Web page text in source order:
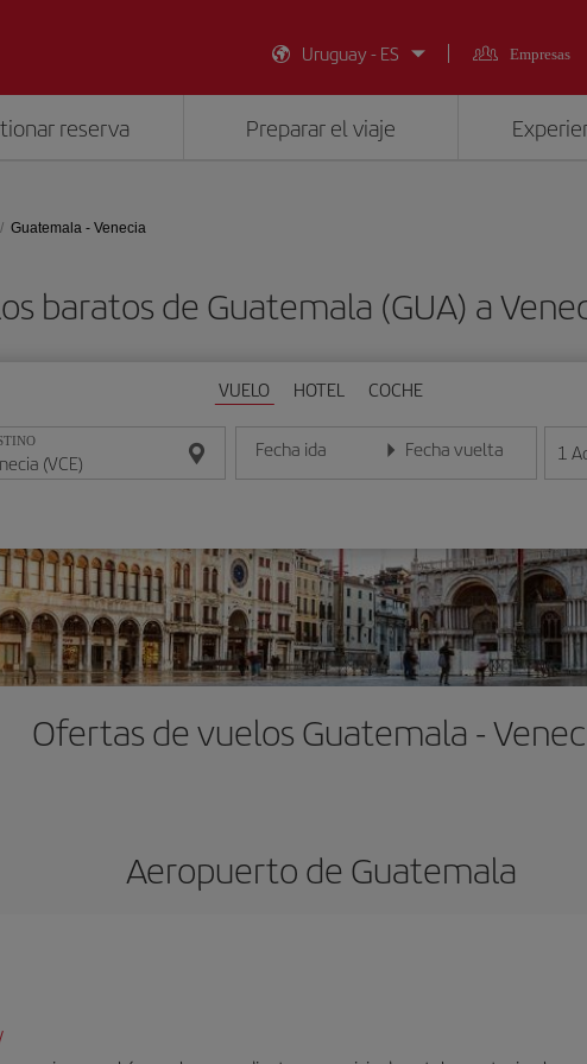
Uruguay - ES
Empresas
reserva Preparar el viaje
Guatemala - Venecia
baratos de Guatemala (GUA) a
VUELO HOTEL COCHE
Fecha ida
Introduce la fecha en formato día/mes/año
Fecha vuelta
Introduce la fecha en 1
Ofertas de vuelos Guatemala -
Aeropuerto de Guatemala